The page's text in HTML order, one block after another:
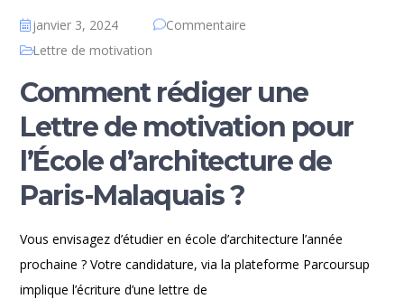
janvier 3, 2024
Commentaire
Lettre de motivation
Comment rédiger une
Lettre de motivation pour
l’École d’architecture de
Paris-Malaquais ?
Vous envisagez d’étudier en école d’architecture l’année
prochaine ? Votre candidature, via la plateforme Parcoursup
implique l’écriture d’une lettre de